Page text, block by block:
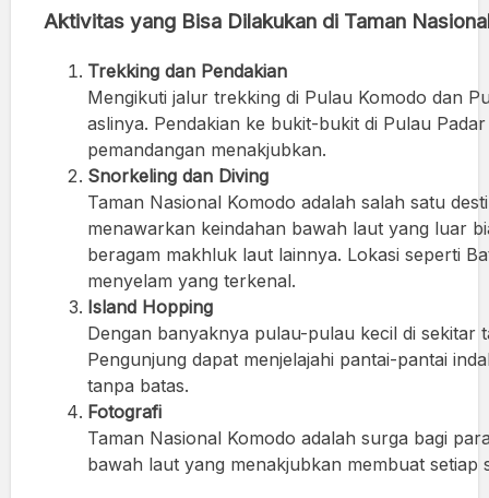
Aktivitas yang Bisa Dilakukan di Taman
Trekking dan Pendakian
Mengikuti jalur trekking di Pulau Komodo dan
aslinya. Pendakian ke bukit-bukit di Pulau
pemandangan menakjubkan.
Snorkeling dan Diving
Taman Nasional Komodo adalah salah satu
menawarkan keindahan bawah laut yang luar
beragam makhluk laut lainnya. Lokasi seperti
menyelam yang terkenal.
Island Hopping
Dengan banyaknya pulau-pulau kecil di sekitar
Pengunjung dapat menjelajahi pantai-pantai
tanpa batas.
Fotografi
Taman Nasional Komodo adalah surga bagi
bawah laut yang menakjubkan membuat